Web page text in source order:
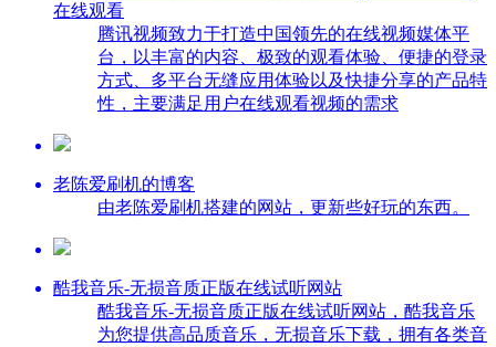
在线观看
腾讯视频致力于打造中国领先的在线视频媒体平
台，以丰富的内容、极致的观看体验、便捷的登录
方式、多平台无缝应用体验以及快捷分享的产品特
性，主要满足用户在线观看视频的需求
老陈爱刷机的博客
由老陈爱刷机搭建的网站，更新些好玩的东西。
酷我音乐-无损音质正版在线试听网站
酷我音乐-无损音质正版在线试听网站，酷我音乐
为您提供高品质音乐，无损音乐下载，拥有各类音